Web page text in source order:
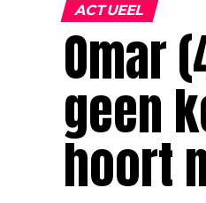
ACTUEEL
Omar
geen
hoort